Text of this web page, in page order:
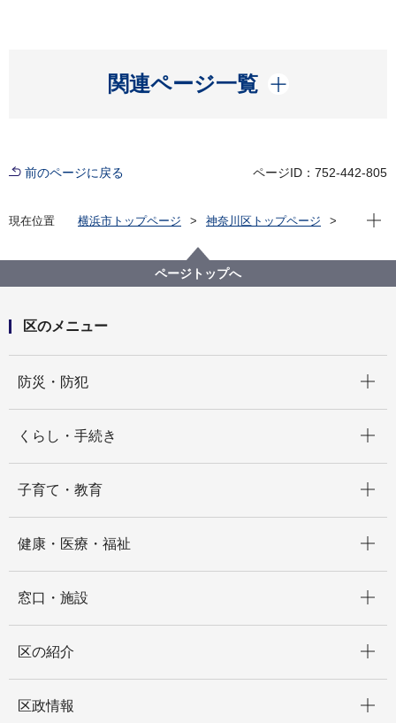
関連ページ一覧
開く
前のページに戻る ページID：752-442-805
現在位置 横浜市トップページ
神奈川区トップページ
神奈川区役所 アクセス・駐車場
現在
ページトップへ
区のメニュー
防災・防犯
くらし・手続き
子育て・教育
健康・医療・福祉
窓口・施設
区の紹介
区政情報